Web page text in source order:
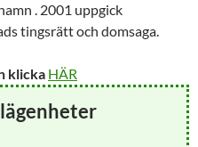
. 2001 uppgick
tingsrätt och domsaga.
klicka HÄR